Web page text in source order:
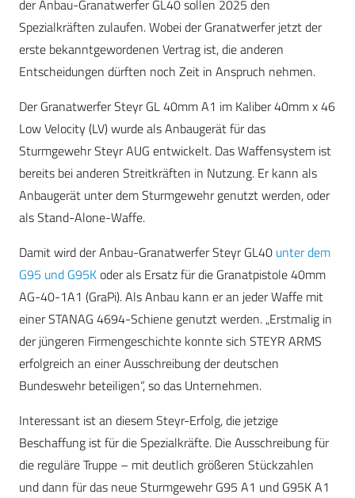
der Anbau-Granatwerfer GL40 sollen 2025 den
Spezialkräften zulaufen. Wobei der Granatwerfer jetzt der
erste bekanntgewordenen Vertrag ist, die anderen
Entscheidungen dürften noch Zeit in Anspruch nehmen.
Der Granatwerfer Steyr GL 40mm A1 im Kaliber 40mm x 46
Low Velocity (LV) wurde als Anbaugerät für das
Sturmgewehr Steyr AUG entwickelt. Das Waffensystem ist
bereits bei anderen Streitkräften in Nutzung. Er kann als
Anbaugerät unter dem Sturmgewehr genutzt werden, oder
als Stand-Alone-Waffe.
Damit wird der Anbau-Granatwerfer Steyr GL40 unter dem
G95 und G95Koder als Ersatz für die Granatpistole 40mm
AG-40-1A1 (GraPi). Als Anbau kann er an jeder Waffe mit
einer STANAG 4694-Schiene genutzt werden. „Erstmalig in
der jüngeren Firmengeschichte konnte sich STEYR ARMS
erfolgreich an einer Ausschreibung der deutschen
Bundeswehr beteiligen“, so das Unternehmen.
Interessant ist an diesem Steyr-Erfolg, die jetzige
Beschaffung ist für die Spezialkräfte. Die Ausschreibung für
die reguläre Truppe – mit deutlich größeren Stückzahlen
und dann für das neue Sturmgewehr G95 A1 und G95K A1